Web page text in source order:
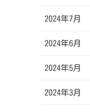
2024年7月
2024年6月
2024年5月
2024年3月